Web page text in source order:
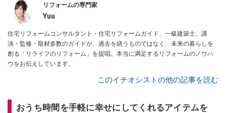
リフォームの専門家
Yuu
住宅リフォームコンサルタント・住宅リフォームガイド、一級建築士。講
演・監修・取材多数のガイドが、過去を繕うものではなく、未来の暮らしを
創る「リライフのリフォーム」を提唱。本当に満足するリフォームのノウハ
ウをお伝えしています。
このイチオシストの他の記事を読む
おうち時間を手軽に幸せにしてくれるアイテムを